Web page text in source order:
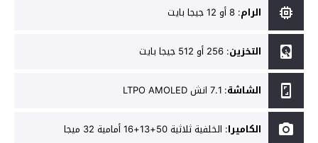
الرام: 8 أو 12 جيجا بايت
التخزين: 256 أو 512 جيجا بايت
الشاشة: 7.1 انش LTPO AMOLED
الكاميرا: الخلفية ثلاثية 50+13+16 أمامية 32 ميجا